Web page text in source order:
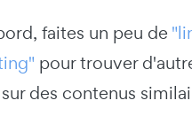
faites un peu de
pour trouver
des contenus